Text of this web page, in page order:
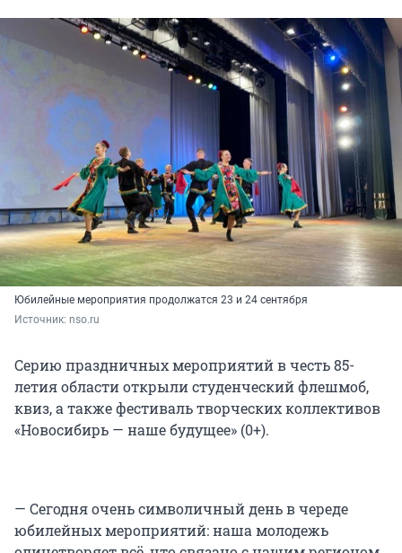
Юбилейные мероприятия продолжатся 23 и 24 сентября
Источник: nso.ru
Серию праздничных мероприятий в честь 85-
летия области открыли студенческий флешмоб,
квиз, а также фестиваль творческих коллективов
«Новосибирь — наше будущее» (0+).
— Сегодня очень символичный день в череде
юбилейных мероприятий: наша молодежь